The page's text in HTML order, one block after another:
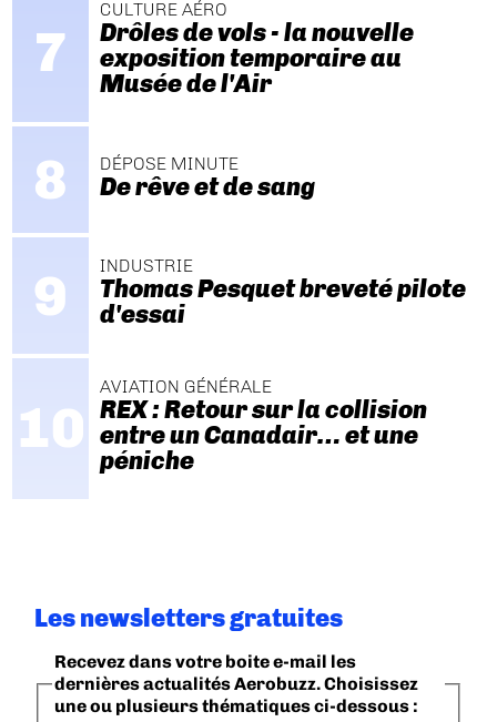
CULTURE AÉRO
Drôles de vols - la nouvelle
exposition temporaire au
Musée de l'Air
DÉPOSE MINUTE
De rêve et de sang
INDUSTRIE
Thomas Pesquet breveté pilote
d'essai
AVIATION GÉNÉRALE
REX : Retour sur la collision
entre un Canadair… et une
péniche
Les newsletters gratuites
Recevez dans votre boite e-mail les
dernières actualités Aerobuzz. Choisissez
une ou plusieurs thématiques ci-dessous :